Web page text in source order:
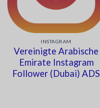
INSTAGRAM
Vereinigte Arabische
Emirate Instagram
Follower (Dubai) ADS